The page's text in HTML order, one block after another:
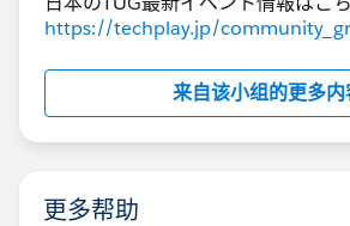
https://techplay.jp/
来自该小组的更多内
更多帮助